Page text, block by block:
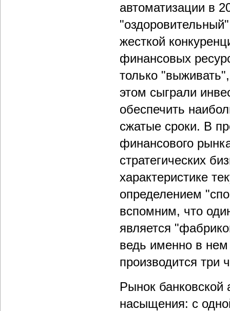
автоматизации в
жесткой
финансовых
только
этом сыграли
обеспечить
сжатые сроки. В
финансового
стратегических
характеристике
определением
вспомним, что
является
ведь именно в
производится три
Рынок банковской
насыщения: с